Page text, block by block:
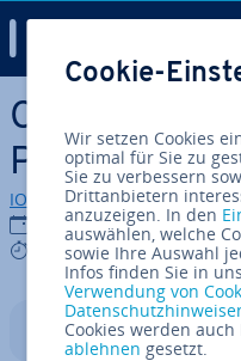
Zum Haupt­in­halt springen
CSS
IONOS Redaktion
01.04.2025
7 mins
In­halts­ver­zeich­nis
Cookie-
Wir setzen Cookies
optimal für Sie zu
Sie zu verbessern
Drittanbietern
anzuzeigen. In den
auswählen, welche
sowie Ihre Auswahl
Infos finden Sie in
Verwendung von
Cookies werden
ablehnen gesetzt.